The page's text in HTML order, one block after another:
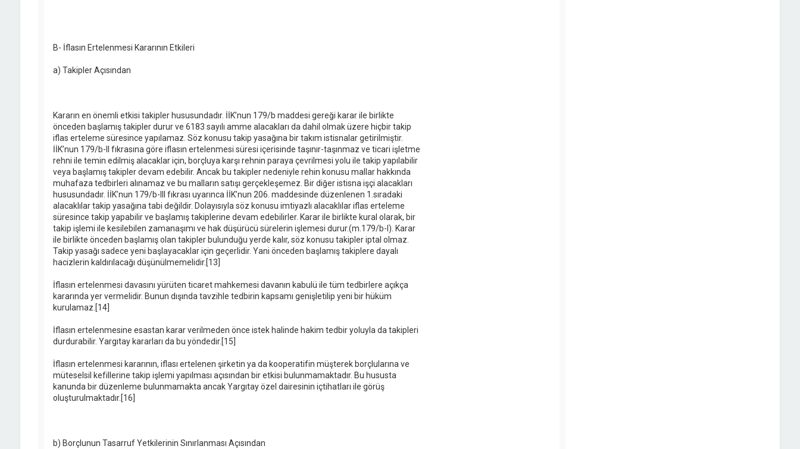
B- İflasın Ertelenmesi Kararının Etkileri
a) Takipler Açısından
Kararın en önemli etkisi takipler hususundadır. İİK’nun 179/b maddesi gereği karar ile birlikte
önceden başlamış takipler durur ve 6183 sayılı amme alacakları da dahil olmak üzere hiçbir takip
iflas erteleme süresince yapılamaz. Söz konusu takip yasağına bir takım istisnalar getirilmiştir.
İİK’nun 179/b-II fıkrasına göre iflasın ertelenmesi süresi içerisinde taşınır-taşınmaz ve ticari işletme
rehni ile temin edilmiş alacaklar için, borçluya karşı rehnin paraya çevrilmesi yolu ile takip yapılabilir
veya başlamış takipler devam edebilir. Ancak bu takipler nedeniyle rehin konusu mallar hakkında
muhafaza tedbirleri alınamaz ve bu malların satışı gerçekleşemez. Bir diğer istisna işçi alacakları
hususundadır. İİK’nun 179/b-III fıkrası uyarınca İİK’nun 206. maddesinde düzenlenen 1.sıradaki
alacaklılar takip yasağına tabi değildir. Dolayısıyla söz konusu imtiyazlı alacaklılar iflas erteleme
süresince takip yapabilir ve başlamış takiplerine devam edebilirler. Karar ile birlikte kural olarak, bir
takip işlemi ile kesilebilen zamanaşımı ve hak düşürücü sürelerin işlemesi durur.(m.179/b-I). Karar
ile birlikte önceden başlamış olan takipler bulunduğu yerde kalır, söz konusu takipler iptal olmaz.
Takip yasağı sadece yeni başlayacaklar için geçerlidir. Yani önceden başlamış takiplere dayalı
hacizlerin kaldırılacağı düşünülmemelidir.[13]
İflasın ertelenmesi davasını yürüten ticaret mahkemesi davanın kabulü ile tüm tedbirlere açıkça
kararında yer vermelidir. Bunun dışında tavzihle tedbirin kapsamı genişletilip yeni bir hüküm
kurulamaz.[14]
İflasın ertelenmesine esastan karar verilmeden önce istek halinde hakim tedbir yoluyla da takipleri
durdurabilir. Yargıtay kararları da bu yöndedir.[15]
İflasın ertelenmesi kararının, iflası ertelenen şirketin ya da kooperatifin müşterek borçlularına ve
müteselsil kefillerine takip işlemi yapılması açısından bir etkisi bulunmamaktadır. Bu hususta
kanunda bir düzenleme bulunmamakta ancak Yargıtay özel dairesinin içtihatları ile görüş
oluşturulmaktadır.[16]
b) Borçlunun Tasarruf Yetkilerinin Sınırlanması Açısından